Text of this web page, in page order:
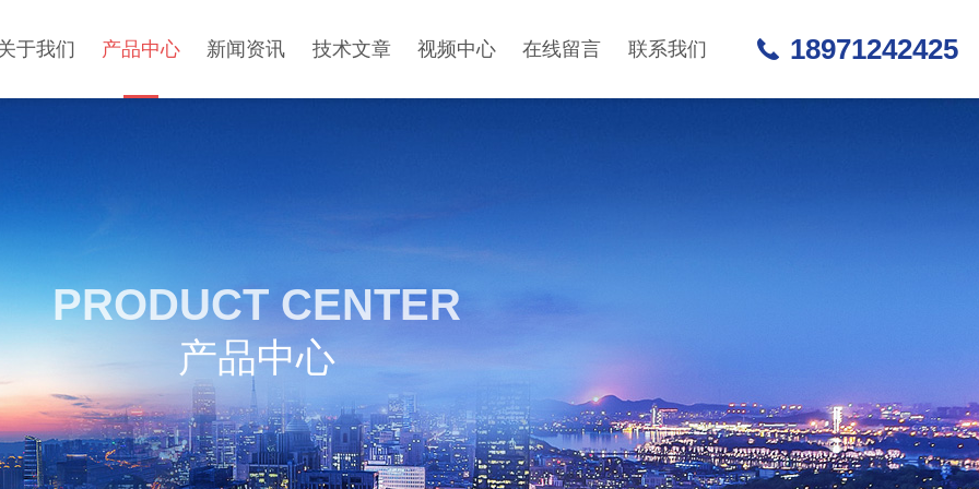
于我们 产品中心 新闻资讯 技术文章 视频中心 在线留言 联系我们 18971242425
PRODUCT CENTER
产品中心